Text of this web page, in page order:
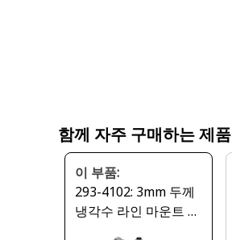
함께 자주 구매하는 제품
이 부품:
293-4102: 3mm 두께
냉각수 라인 마운트 플